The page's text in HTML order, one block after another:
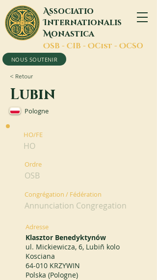
Associatio
Internationalis
Monastica
OSB - CIB - OCist - OCSO
NOUS SOUTENIR
< Retour
Lubin
Pologne
HO/FE
HO
Ordre
OSB
Congrégation / Fédération
Annunciation Congregation
Adresse
Klasztor Benedyktynów
ul. Mickiewicza, 6, Lubiñ kolo
Kosciana
64-010 KRZYWIN
Polska (Pologne)